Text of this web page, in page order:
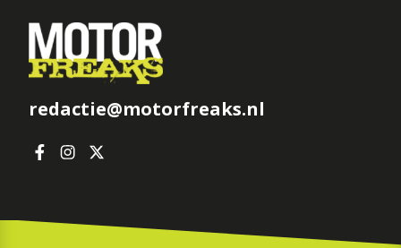
redactie@motorfreaks.nl